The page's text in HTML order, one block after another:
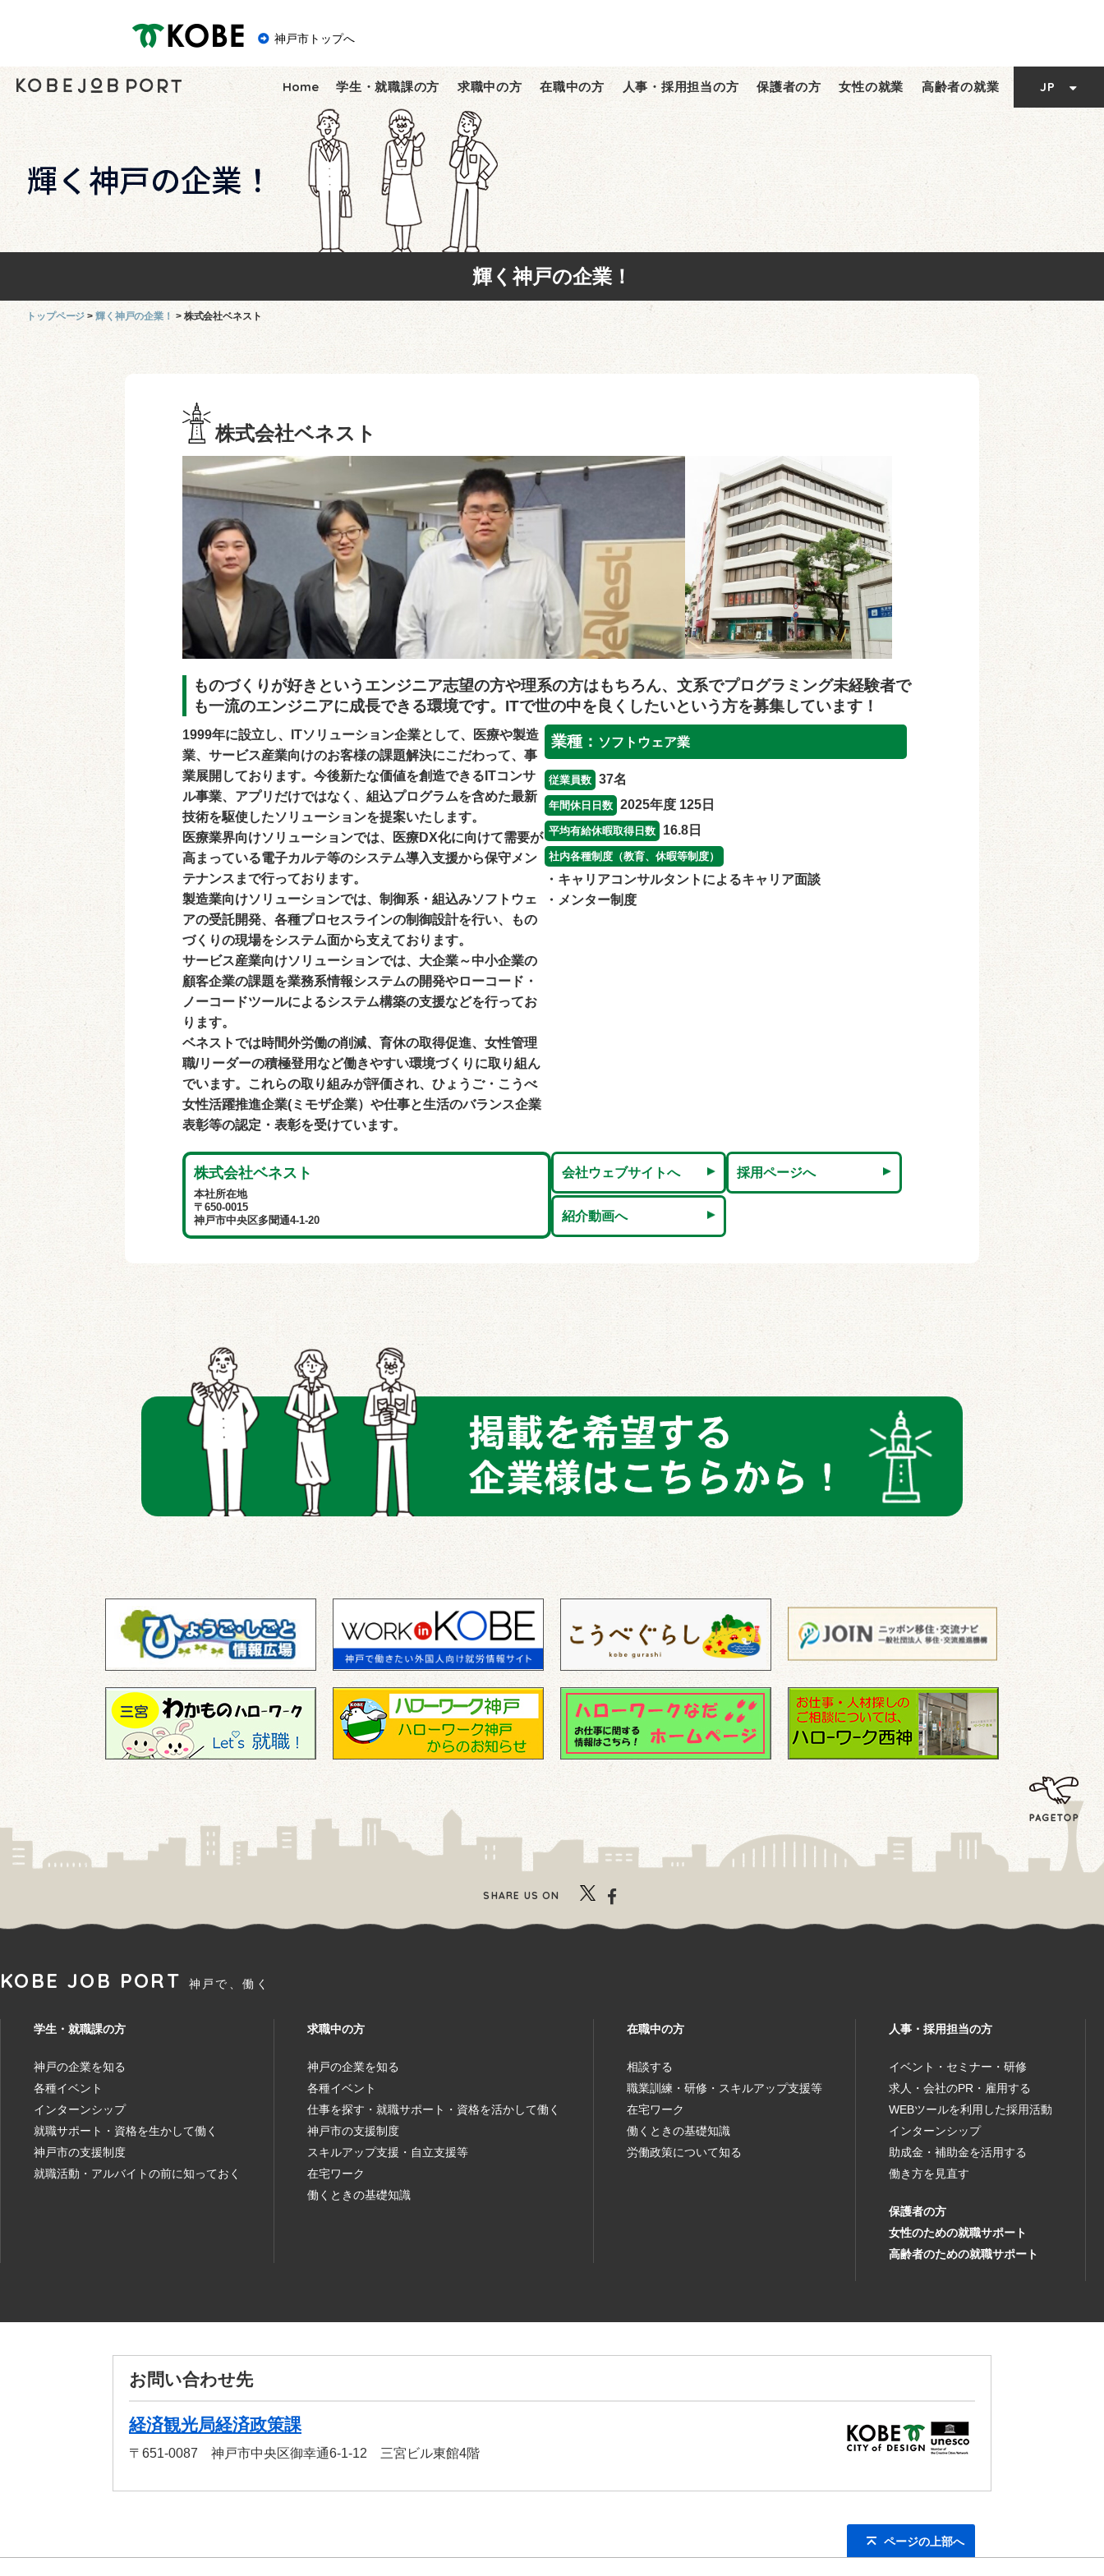
神戸市 神戸市トップへ
Home 学生・就職課の方 求職中の方 在職中の方 人事・採用担当の方 保護者の方 女性の就業 高齢者の就業 JP TC
輝く神戸の企業！
トップページ 輝く神戸の企業！ 株式会社ベネスト
株式会社ベネスト
ものづくりが好きというエンジニア志望の方や理系の方はもちろん、文系でプログラミング未経験者で
も一流のエンジニアに成長できる環境です。ITで世の中を良くしたいという方を募集しています！
1999年に設立し、ITソリューション企業として、医療や製造
業、サービス産業向けのお客様の課題解決にこだわって、事
業展開しております。今後新たな価値を創造できるITコンサ
ル事業、アプリだけではなく、組込プログラムを含めた最新
技術を駆使したソリューションを提案いたします。
医療業界向けソリューションでは、医療DX化に向けて需要が
高まっている電子カルテ等のシステム導入支援から保守メン
テナンスまで行っております。
製造業向けソリューションでは、制御系・組込みソフトウェ
アの受託開発、各種プロセスラインの制御設計を行い、もの
づくりの現場をシステム面から支えております。
サービス産業向けソリューションでは、大企業～中小企業の
顧客企業の課題を業務系情報システムの開発やローコード・
ノーコードツールによるシステム構築の支援などを行ってお
ります。
ベネストでは時間外労働の削減、育休の取得促進、女性管理
職/リーダーの積極登用など働きやすい環境づくりに取り組ん
でいます。これらの取り組みが評価され、ひょうご・こうべ
女性活躍推進企業(ミモザ企業）や仕事と生活のバランス企業
表彰等の認定・表彰を受けています。
業種： ソフトウェア業
従業員数 37名
年間休日日数 2025年度 125日
平均有給休暇取得日数 16.8日
社内各種制度（教育、休暇等制度）
・キャリアコンサルタントによるキャリア面談
・メンター制度
株式会社ベネスト
本社所在地
〒650-0015
神戸市中央区多聞通4-1-20
会社ウェブサイトへ 採用ページへ
紹介動画へ
SHARE US ON
KOBE JOB PORT 神戸で、働く
学生・就職課の方
神戸の企業を知る
各種イベント
インターンシップ
就職サポート・資格を生かして働く
神戸市の支援制度
就職活動・アルバイトの前に知っておく
求職中の方
神戸の企業を知る
各種イベント
仕事を探す・就職サポート・資格を活かして働く
神戸市の支援制度
スキルアップ支援・自立支援等
在宅ワーク
働くときの基礎知識
在職中の方
相談する
職業訓練・研修・スキルアップ支援等
在宅ワーク
働くときの基礎知識
労働政策について知る
人事・採用担当の方
イベント・セミナー・研修
求人・会社のPR・雇用する
WEBツールを利用した採用活動
インターンシップ
助成金・補助金を活用する
働き方を見直す
保護者の方
女性のための就職サポート
高齢者のための就職サポート
お問い合わせ先
経済観光局経済政策課
〒651-0087 神戸市中央区御幸通6-1-12 三宮ビル東館4階
ページの上部へ